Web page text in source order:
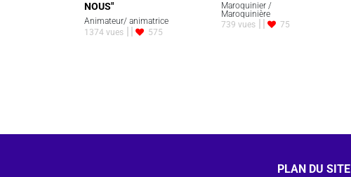
NOUS"
Animateur/ animatrice
1374 vues
575
Maroquinier /
Maroquinière
739 vues
75
PLAN DU SITE